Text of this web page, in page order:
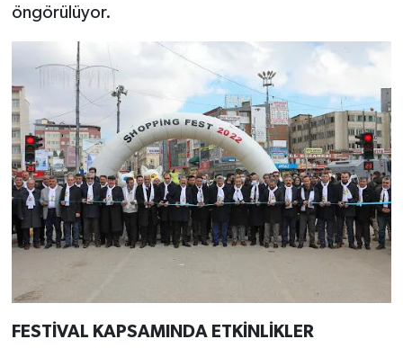
öngörülüyor.
FESTİVAL KAPSAMINDA ETKİNLİKLER